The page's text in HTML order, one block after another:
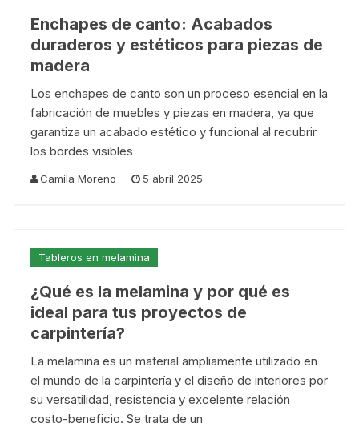
Enchapes de canto: Acabados
duraderos y estéticos para piezas de
madera
Los enchapes de canto son un proceso esencial en la
fabricación de muebles y piezas en madera, ya que
garantiza un acabado estético y funcional al recubrir
los bordes visibles
Camila Moreno 5 abril 2025
Tableros en melamina
¿Qué es la melamina y por qué es
ideal para tus proyectos de
carpintería?
La melamina es un material ampliamente utilizado en
el mundo de la carpintería y el diseño de interiores por
su versatilidad, resistencia y excelente relación
costo-beneficio. Se trata de un